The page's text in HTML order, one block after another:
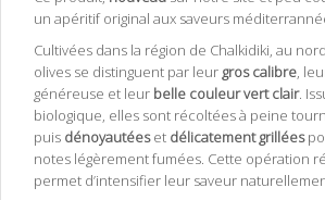
un apéritif original aux saveurs
Cultivées dans la région de Chalkidiki, au
olives se distinguent par leur gros calibre ,
généreuse et leur belle couleur vert clair.
biologique, elles sont récoltées à peine
puis dénoyautéeset délicatement grillées
notes légèrement fumées. Cette opération
permet d’intensifier leur saveur